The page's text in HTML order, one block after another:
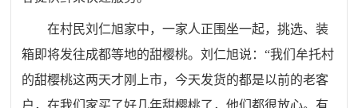
在村民刘仁旭家中，一家人正围坐一起，挑选、装
箱即将发往成都等地的甜樱桃。刘仁旭说：“我们牟托村
的甜樱桃这两天才刚上市，今天发货的都是以前的老客
户，在我们家买了好几年甜樱桃了，他们都很放心。有